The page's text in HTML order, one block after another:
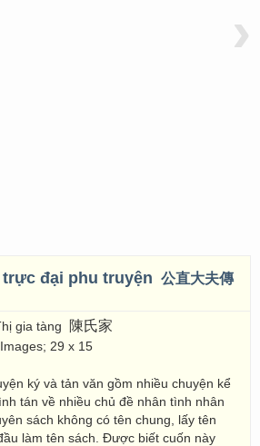
›
trực đại phu truyện 公直大夫傳
gia tàng
陳氏家
Images; 29 x 15
ký và tản văn gồm nhiều chuyện kể
tán về nhiều chủ đề nhân tình nhân
sách không có tên chung, lấy tên
làm tên sách. Được biết cuốn này